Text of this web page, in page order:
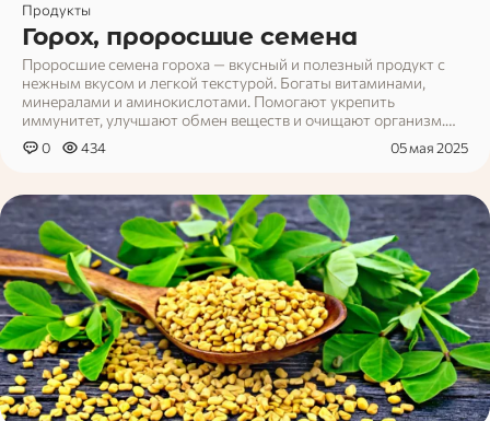
Продукты
Горох, проросшие семена
Проросшие семена гороха — вкусный и полезный продукт с
нежным вкусом и легкой текстурой. Богаты витаминами,
минералами и аминокислотами. Помогают укрепить
иммунитет, улучшают обмен веществ и очищают организм.
Отлично сочетаются с салатами, супами и вторыми блюдами.
0 434 05 мая 2025